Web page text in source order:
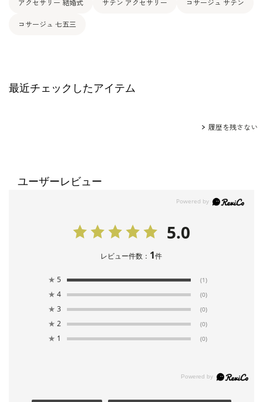
アクセサリー 結婚式 サテン アクセサリー コサージュ サテン
コサージュ 七五三
最近チェックしたアイテム
履歴を残さない
ユーザーレビュー
5.0
レビュー件数： 1件
★ 5 (1)
★ 4 (0)
★ 3 (0)
★ 2 (0)
★ 1 (0)